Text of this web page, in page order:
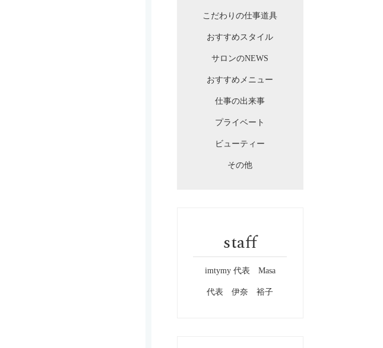
こだわりの仕事道具
おすすめスタイル
サロンのNEWS
おすすめメニュー
仕事の出来事
プライベート
ビューティー
その他
staff
imtymy 代表 Masa
代表 伊奈 裕子